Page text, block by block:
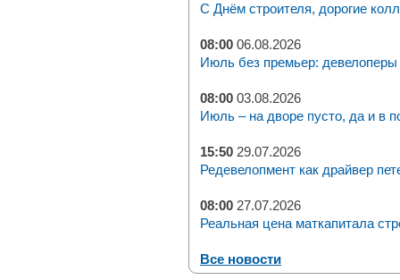
С Днём строителя, дорогие
08:00 06.08.2026
Июль без премьер: девелоперы
08:00 03.08.2026
Июль – на дворе пусто, да и в
15:50 29.07.2026
Редевелопмент как драйвер
08:00 27.07.2026
Реальная цена маткапитала
Все новости